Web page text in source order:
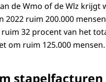
de Wmo of de Wlz krijgt
2022 ruim 200.000
32 procent van het
om ruim 125.000